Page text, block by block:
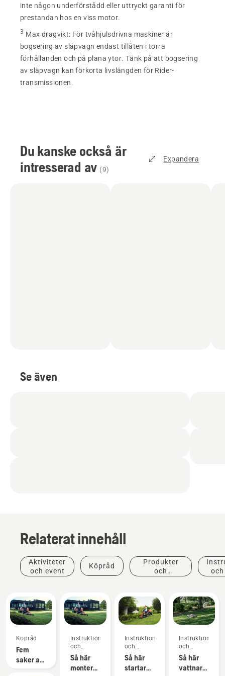
inte någon underförstådd eller uttryckt garanti för
prestandan hos en viss motor.
3 Max dragvikt: För tvåhjulsdrivna maskiner är
bogsering av släpvagn endast tillåten i torra
förhållanden och på plana ytor. Tänk på att bogsering
av släpvagn kan förkorta livslängden för Rider-
transmissionen.
Du kanske också är
intresserad av (9)
Expandera
Se även
Relaterat innehåll
Aktiviteter
och event
Köpråd
Produkter
och
Köpråd
Fem
saker att
Instruktioner
och
guider
Så här
monterar
Instruktioner
och
guider
Så här
startar
Instruktioner
och
guider
Så här
vattnar